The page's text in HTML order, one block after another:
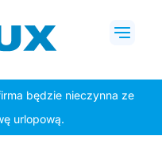
będzie nieczynna ze
urlopową.